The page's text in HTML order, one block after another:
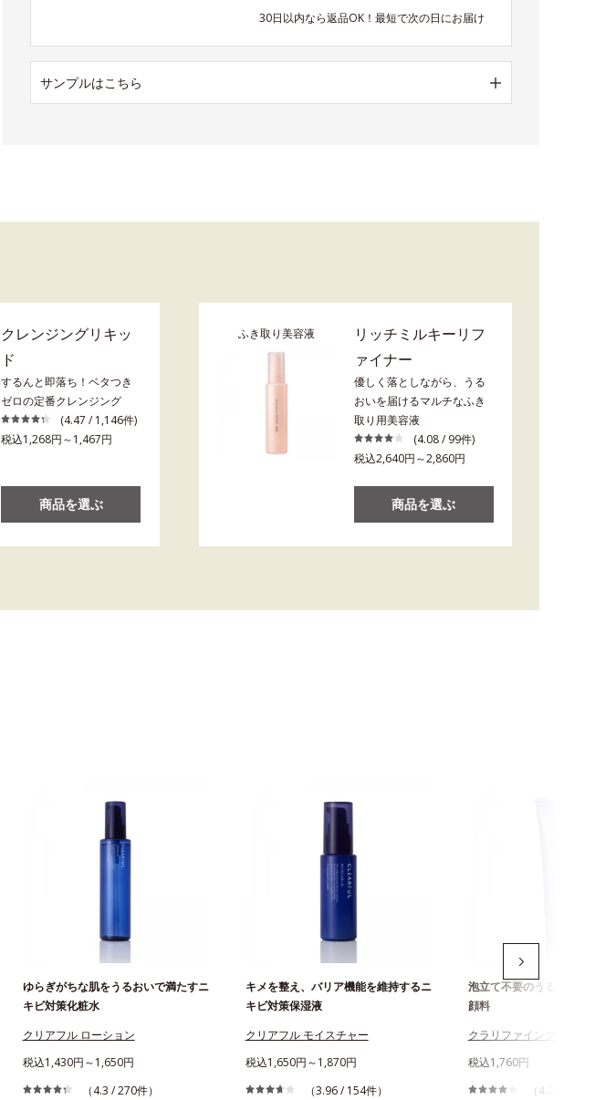
30日以内なら返品OK！最短で次の日にお届け
サンプルはこちら
クレンジングリキッ
ド
するんと即落ち！ベタつき
ゼロの定番クレンジング
(4.47 / 1,146件)
税込1,268円～1,467円
商品を選ぶ
ふき取り美容液
リッチミルキーリフ
ァイナー
優しく落としながら、うる
おいを届けるマルチなふき
取り用美容液
(4.08 / 99件)
税込2,640円～2,860円
商品を選ぶ
ゆらぎがちな肌をうるおいで満たすニ
キビ対策化粧水
クリアフル ローション
税込1,430円～1,650円
（4.3 / 270件）
キメを整え、バリア機能を維持するニ
キビ対策保湿液
クリアフル モイスチャー
税込1,650円～1,870円
（3.96 / 154件）
泡立て不要のうるぷるジュレ
顔料
クラリファイング ジュレウ
税込1,760円
（4.2 / 205件）